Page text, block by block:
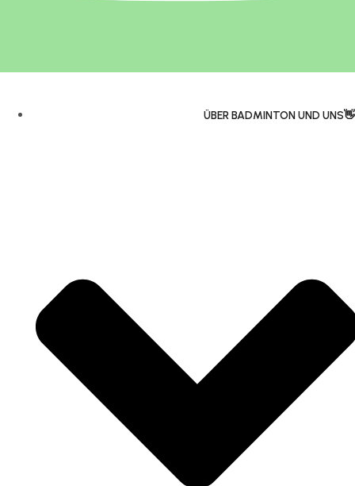
ÜBER BADMINTON UND UNS👋